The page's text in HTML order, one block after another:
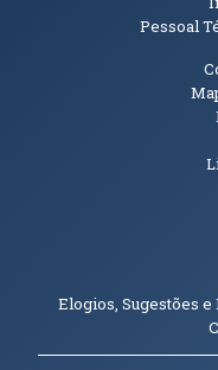
Pessoal
Elogios, Sugestões e